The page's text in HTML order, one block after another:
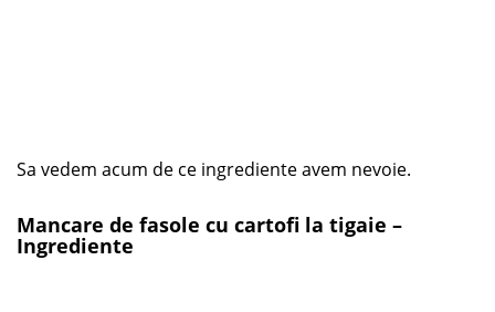
Sa vedem acum de ce ingrediente avem nevoie.
Mancare de fasole cu cartofi la tigaie –
Ingrediente